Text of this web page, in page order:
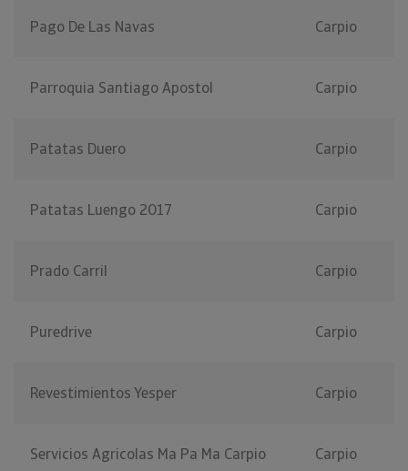
Pago De Las Navas Carpio
Parroquia Santiago Apostol Carpio
Patatas Duero Carpio
Patatas Luengo 2017 Carpio
Prado Carril Carpio
Puredrive Carpio
Revestimientos Yesper Carpio
Servicios Agricolas Ma Pa Ma Carpio Carpio